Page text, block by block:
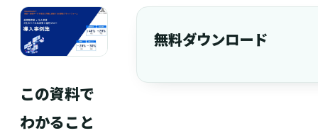
この資料で
わかること
無料ダウンロード